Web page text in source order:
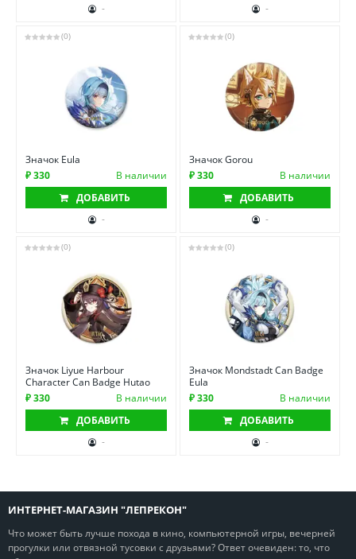
-
-
(0)
Значок Eula
₽ 330
В наличии
ДОБАВИТЬ
-
(0)
Значок Gorou
₽ 330
В наличии
ДОБАВИТЬ
-
(0)
Значок Liyue Harbour
Character Can Badge Hutao
₽ 330
В наличии
ДОБАВИТЬ
-
(0)
Значок Mondstadt Can Badge
Eula
₽ 330
В наличии
ДОБАВИТЬ
-
ИНТЕРНЕТ-МАГАЗИН "ЛЕПРЕКОН"
Что может быть лучше похода в кино, компьютерной игры, вечерней
прогулки или отвязной тусовки с друзьями? Ответ очевиден: то, что